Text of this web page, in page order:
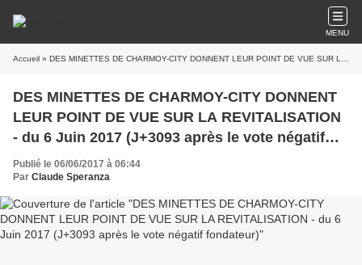
MENU
Accueil » DES MINETTES DE CHARMOY-CITY DONNENT LEUR POINT DE VUE SUR LA REVITALISATION - du 6 Juin 2017 (J+3093 après le vote négatif fondateur)
DES MINETTES DE CHARMOY-CITY DONNENT
LEUR POINT DE VUE SUR LA REVITALISATION
- du 6 Juin 2017 (J+3093 après le vote négatif
fondateur)
Publié le 06/06/2017 à 06:44
Par Claude Speranza